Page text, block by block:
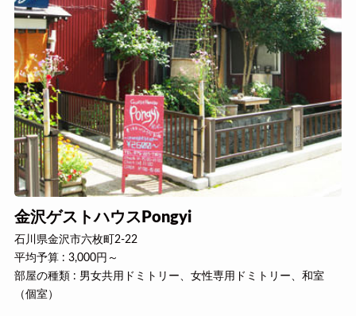
金沢ゲストハウスPongyi
石川県金沢市六枚町2-22
平均予算 : 3,000円～
部屋の種類 : 男女共用ドミトリー、女性専用ドミトリー、和室
（個室）